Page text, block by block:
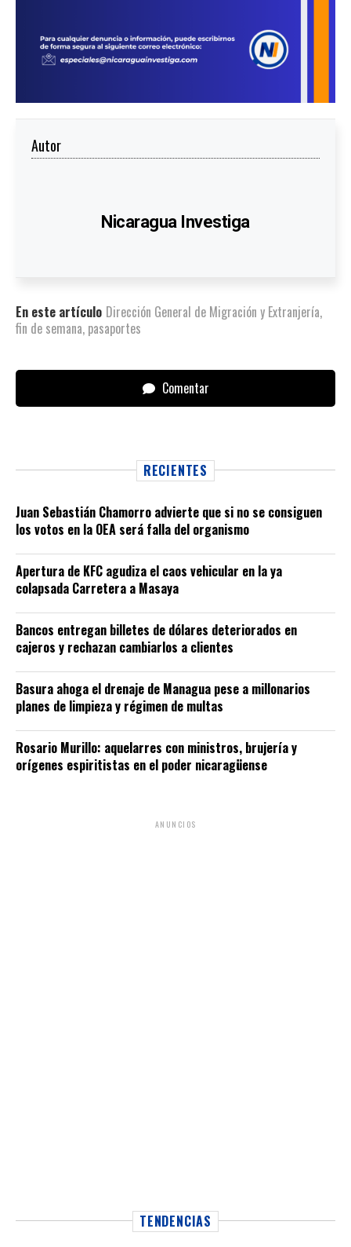
Autor
Nicaragua Investiga
En este artículo Dirección General de Migración y Extranjería,
fin de semana, pasaportes
Comentar
RECIENTES
Juan Sebastián Chamorro advierte que si no se consiguen
los votos en la OEA será falla del organismo
Apertura de KFC agudiza el caos vehicular en la ya
colapsada Carretera a Masaya
Bancos entregan billetes de dólares deteriorados en
cajeros y rechazan cambiarlos a clientes
Basura ahoga el drenaje de Managua pese a millonarios
planes de limpieza y régimen de multas
Rosario Murillo: aquelarres con ministros, brujería y
orígenes espiritistas en el poder nicaragüense
ANUNCIOS
TENDENCIAS